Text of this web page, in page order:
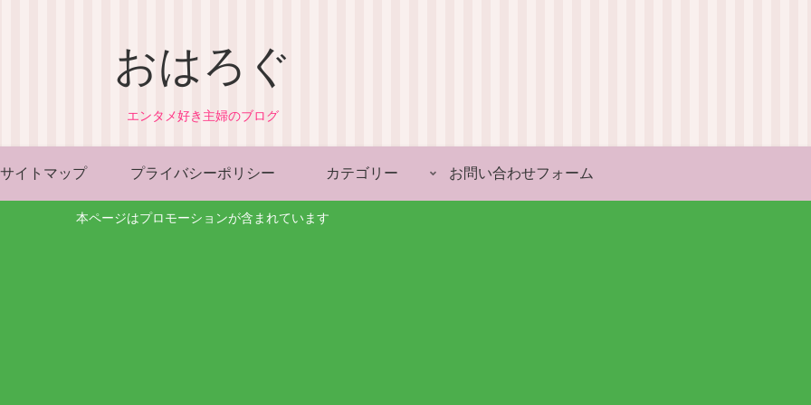
おはろぐ
エンタメ好き主婦のブログ
サイトマップ プライバシーポリシー カテゴリー お問い合わせフォーム
本ページはプロモーションが含まれています